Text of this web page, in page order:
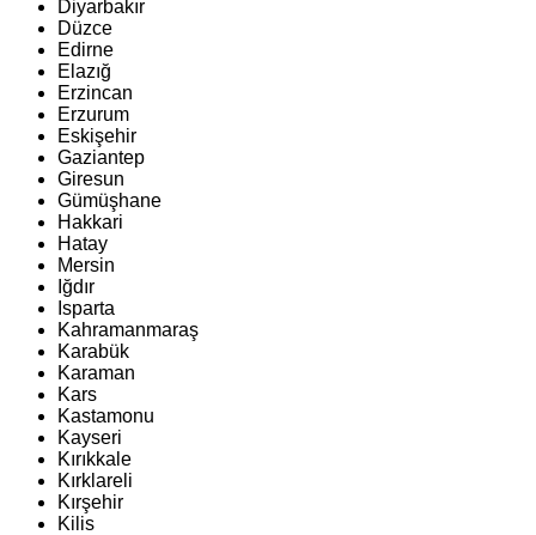
Diyarbakır
Düzce
Edirne
Elazığ
Erzincan
Erzurum
Eskişehir
Gaziantep
Giresun
Gümüşhane
Hakkari
Hatay
Mersin
Iğdır
Isparta
Kahramanmaraş
Karabük
Karaman
Kars
Kastamonu
Kayseri
Kırıkkale
Kırklareli
Kırşehir
Kilis